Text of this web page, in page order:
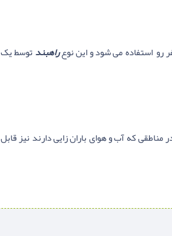
رو استفاده می شود و این نوعراهبند توسط یک
که آب و هوای باران زایی دارند نیز قابل